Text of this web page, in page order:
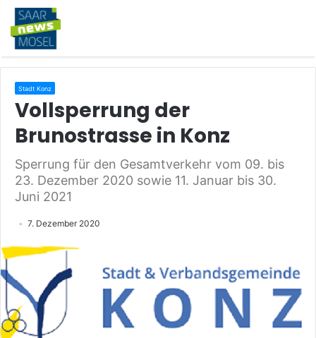
Stadt Konz
Vollsperrung der
Brunostrasse in Konz
Sperrung für den Gesamtverkehr vom 09. bis
23. Dezember 2020 sowie 11. Januar bis 30.
Juni 2021
7. Dezember 2020